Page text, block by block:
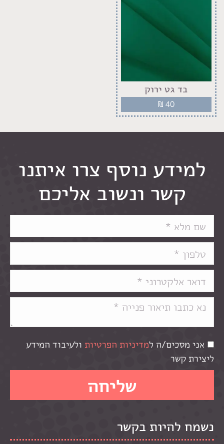
בד גט ירוק
₪ 40
למידע נוסף צרו איתנו
קשר ונשוב אליכם
אני מסכים/ה למדיניות הפרטיות ולעיבוד המידע
ליצירת קשר
נשמח להיות בקשר